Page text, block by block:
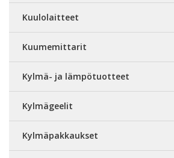
Kuulolaitteet
Kuumemittarit
Kylmä- ja lämpötuotteet
Kylmägeelit
Kylmäpakkaukset